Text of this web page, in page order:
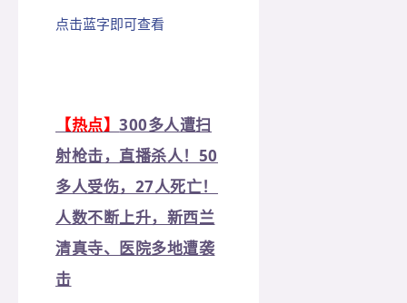
点击蓝字即可查看
【热点】300多人遭扫
射枪击，直播杀人！50
多人受伤，27人死亡！
人数不断上升，新西兰
清真寺、医院多地遭袭
击